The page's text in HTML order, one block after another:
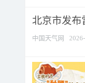
北京市发布
中国天气网